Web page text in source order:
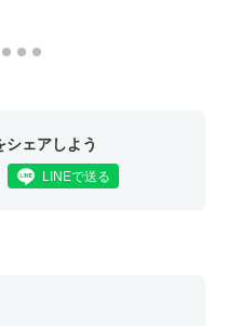
シェアしよう
LINEで送る